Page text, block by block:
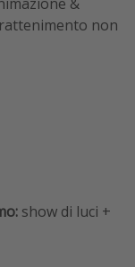
non
show di luci +